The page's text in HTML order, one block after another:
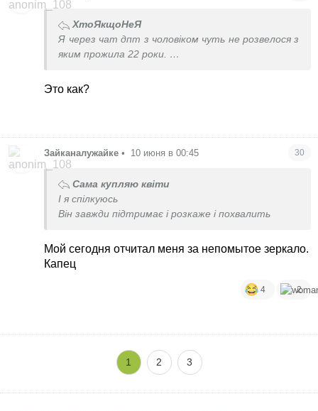
ХтоЯкщоНеЯ
Я через чат дпт з чоловіком чуть не розвелося з
яким прожила 22 роки.
Это как?
Зайканалужайке • 10 июня в 00:45 30
Сама купляю квіти
І я спілкуюсь
Він завжди підтримає і розкаже і похвалить
Мой сегодня отчитал меня за непомытое зеркало.
Капец
4 2
1 2 3